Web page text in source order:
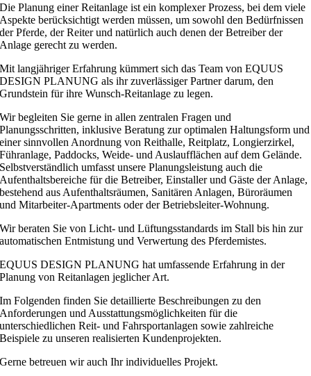
Die Planung einer Reitanlage ist ein komplexer Prozess, bei dem viele
Aspekte berücksichtigt werden müssen, um sowohl den Bedürfnissen
der Pferde, der Reiter und natürlich auch denen der Betreiber der
Anlage gerecht zu werden.
Mit langjähriger Erfahrung kümmert sich das Team von EQUUS
DESIGN PLANUNG als ihr zuverlässiger Partner darum, den
Grundstein für ihre Wunsch-Reitanlage zu legen.
Wir begleiten Sie gerne in allen zentralen Fragen und
Planungsschritten, inklusive Beratung zur optimalen Haltungsform und
einer sinnvollen Anordnung von Reithalle, Reitplatz, Longierzirkel,
Führanlage, Paddocks, Weide- und Auslaufflächen auf dem Gelände.
Selbstverständlich umfasst unsere Planungsleistung auch die
Aufenthaltsbereiche für die Betreiber, Einstaller und Gäste der Anlage,
bestehend aus Aufenthaltsräumen, Sanitären Anlagen, Büroräumen
und Mitarbeiter-Apartments oder der Betriebsleiter-Wohnung.
Wir beraten Sie von Licht- und Lüftungsstandards im Stall bis hin zur
automatischen Entmistung und Verwertung des Pferdemistes.
EQUUS DESIGN PLANUNG hat umfassende Erfahrung in der
Planung von Reitanlagen jeglicher Art.
Im Folgenden finden Sie detaillierte Beschreibungen zu den
Anforderungen und Ausstattungsmöglichkeiten für die
unterschiedlichen Reit- und Fahrsportanlagen sowie zahlreiche
Beispiele zu unseren realisierten Kundenprojekten.
Gerne betreuen wir auch Ihr individuelles Projekt.